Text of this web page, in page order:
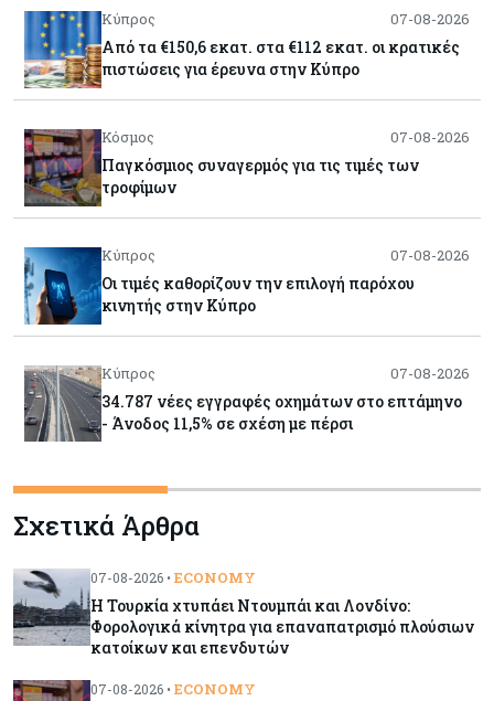
Κύπρος 07-08-2026
Από τα €150,6 εκατ. στα €112 εκατ. οι κρατικές
πιστώσεις για έρευνα στην Κύπρο
Κόσμος 07-08-2026
Παγκόσμιος συναγερμός για τις τιμές των
τροφίμων
Κύπρος 07-08-2026
Οι τιμές καθορίζουν την επιλογή παρόχου
κινητής στην Κύπρο
Κύπρος 07-08-2026
34.787 νέες εγγραφές οχημάτων στο επτάμηνο
- Άνοδος 11,5% σε σχέση με πέρσι
Κόσμος 07-08-2026
ΕΚΤ: Αιφνιδιάστηκε από την πώληση ευρώ από
τις ΗΠΑ
Κύπρος 07-08-2026
Χορηγία €10.000 για υποτροφίες σε φοιτητές του
ΤΕΠΑΚ
Σχετικά Άρθρα
07-08-2026 • ECONOMY
Η Τουρκία χτυπάει Ντουμπάι και Λονδίνο:
Φορολογικά κίνητρα για επαναπατρισμό πλούσιων
κατοίκων και επενδυτών
07-08-2026 • ECONOMY